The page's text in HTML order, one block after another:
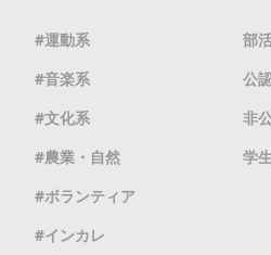
運動系
音楽系
文化系
農業・自然
ボランティア
インカレ
部
公
非
学